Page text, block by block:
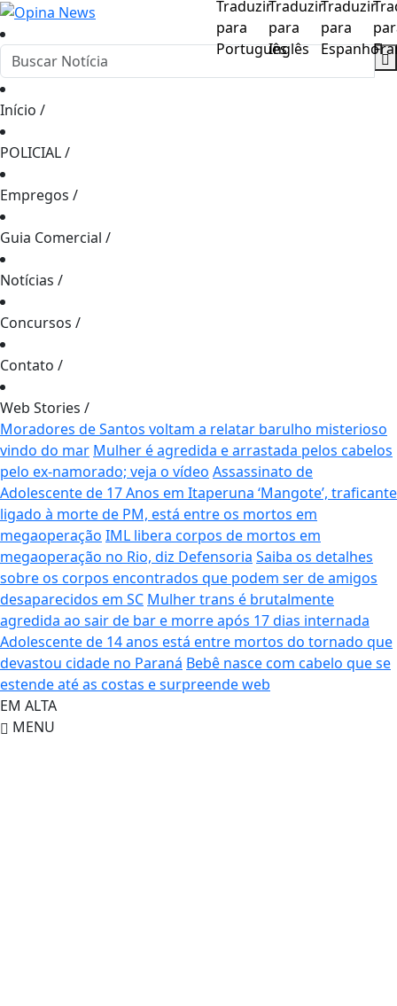
Início /
POLICIAL/
Empregos /
Guia Comercial /
Notícias /
Concursos /
Contato /
Web Stories /
Moradores de Santos voltam a relatar barulho misterioso
vindo do mar Mulher é agredida e arrastada pelos cabelos
pelo ex-namorado; veja o vídeo Assassinato de
Adolescente de 17 Anos em Itaperuna ‘Mangote’, traficante
ligado à morte de PM, está entre os mortos em
megaoperação IML libera corpos de mortos em
megaoperação no Rio, diz Defensoria Saiba os detalhes
sobre os corpos encontrados que podem ser de amigos
desaparecidos em SC Mulher trans é brutalmente
agredida ao sair de bar e morre após 17 dias internada
Adolescente de 14 anos está entre mortos do tornado que
devastou cidade no Paraná Bebê nasce com cabelo que se
estende até as costas e surpreende web
EM ALTA
MENU